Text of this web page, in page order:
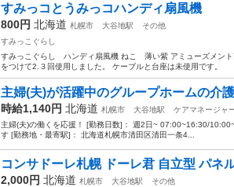
すみっコとうみっコハンディ扇風機
800円 北海道 札幌市 大谷地駅
その他
すみっこぐらし
すみっこぐらし ハンディ扇風機 ねこ 薄い紫 アミューズメン
をつけて2.３回使用しました。 ケーブルと台座は未使用です。
主婦(夫)が活躍中のグループホームの介
時給1,140円 北海道 札幌市 大谷地駅
ケアマネージャ
主婦(夫)の働くを応援！ [勤務日数]： 週2日~ 07:00~16:30/
す [勤務地・最寄駅]： 北海道札幌市清田区清田一条4...
コンサドーレ札幌 ドーレ君 自立型 パネ
2,000円 北海道 札幌市 大谷地駅
その他